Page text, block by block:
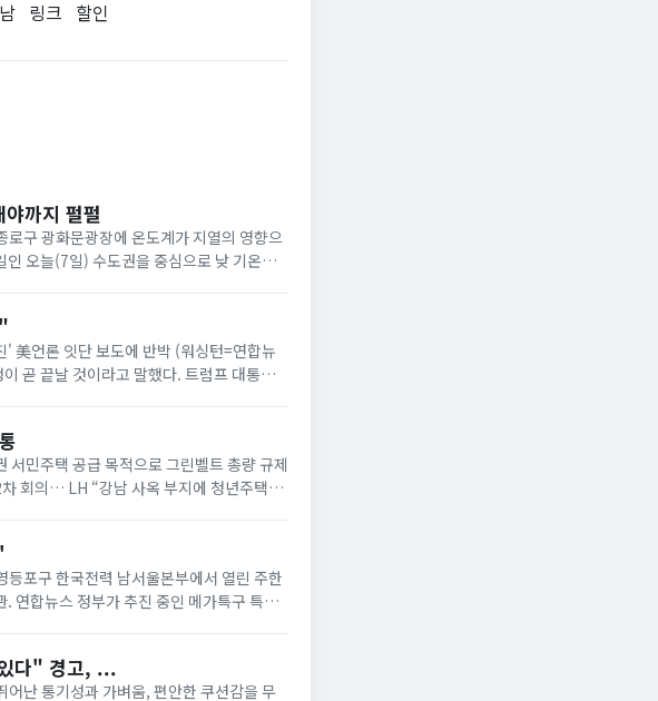
링크 할인
까지 펄펄
로구 광화문광장에 온도계가 지열의 영향으
오늘(7일) 수도권을 중심으로 낮 기온이
美언론 잇단 보도에 반박 (워싱턴=연합뉴
곧 끝날 것이라고 말했다. 트럼프 대통령
서민주택 공급 목적으로 그린벨트 총량 규제
회의… LH “강남 사옥 부지에 청년주택”
포구 한국전력 남서울본부에서 열린 주한
연합뉴스 정부가 추진 중인 메가특구 특별
다" 경고, ...
난 통기성과 가벼움, 편안한 쿠션감을 무